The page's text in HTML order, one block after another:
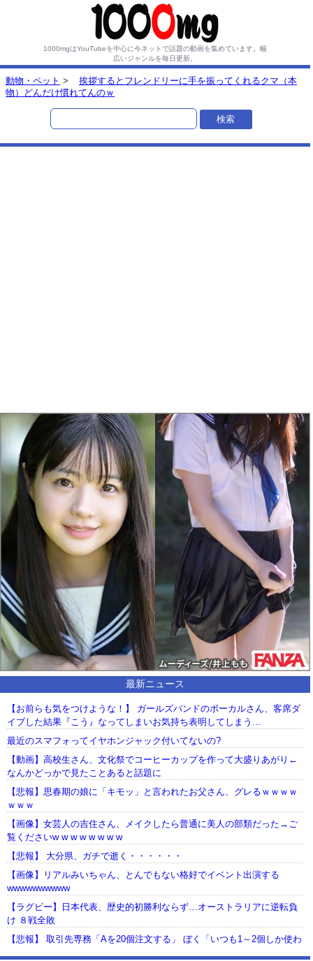
1000mgはYouTubeを中心に今ネットで話題の動画を集めています。 幅
広いジャンルを毎日更新。
動物・ペット >
挨拶するとフレンドリーに手を振ってくれるクマ（本
物）どんだけ慣れてんのｗ
最新ニュース
【お前らも気をつけような！】 ガールズバンドのボーカルさん、客席ダ
イブした結果『こう』なってしまいお気持ち表明してしまう…
最近のスマフォってイヤホンジャック付いてないの?
【動画】高校生さん、文化祭でコーヒーカップを作って大盛りあがり←
なんかどっかで見たことあると話題に
【悲報】思春期の娘に「キモッ」と言われたお父さん、グレるｗｗｗｗ
ｗｗｗ
【画像】女芸人の吉住さん、メイクしたら普通に美人の部類だった→ご
覧くださいw w w w w w w w
【悲報】 大分県、ガチで逝く・・・・・・
【画像】リアルみいちゃん、とんでもない格好でイベント出演する
wwwwwwwwww
【ラグビー】日本代表、歴史的初勝利ならず…オーストラリアに逆転負
け ８戦全敗
【悲報】 取引先専務「Aを20個注文する」 ぼく「いつも1～2個しか使わ